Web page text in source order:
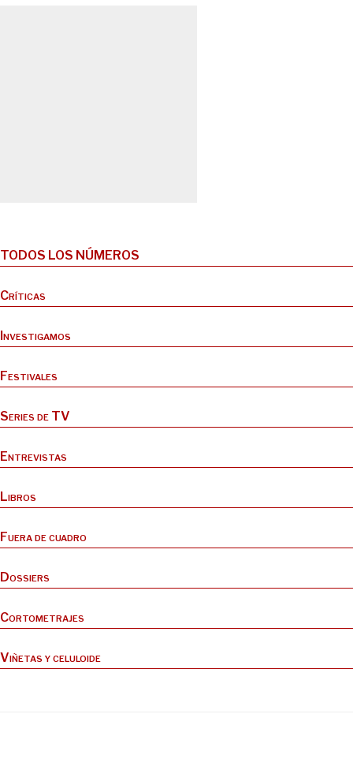
TODOS LOS NÚMEROS
Críticas
Investigamos
Festivales
Series de TV
Entrevistas
Libros
Fuera de cuadro
Dossiers
Cortometrajes
Viñetas y celuloide